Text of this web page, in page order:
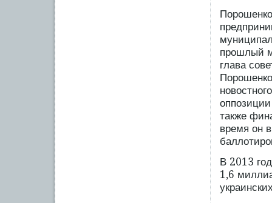
прошлый
глава
также
время он
В 2013
1,6